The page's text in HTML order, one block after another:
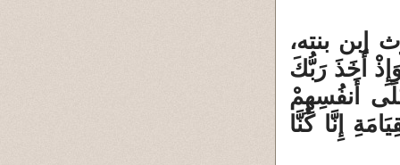
إبن بنته،
أَخَذَ رَبُّكَ
أَنفُسِهِمْ
إِنَّا كُنَّا